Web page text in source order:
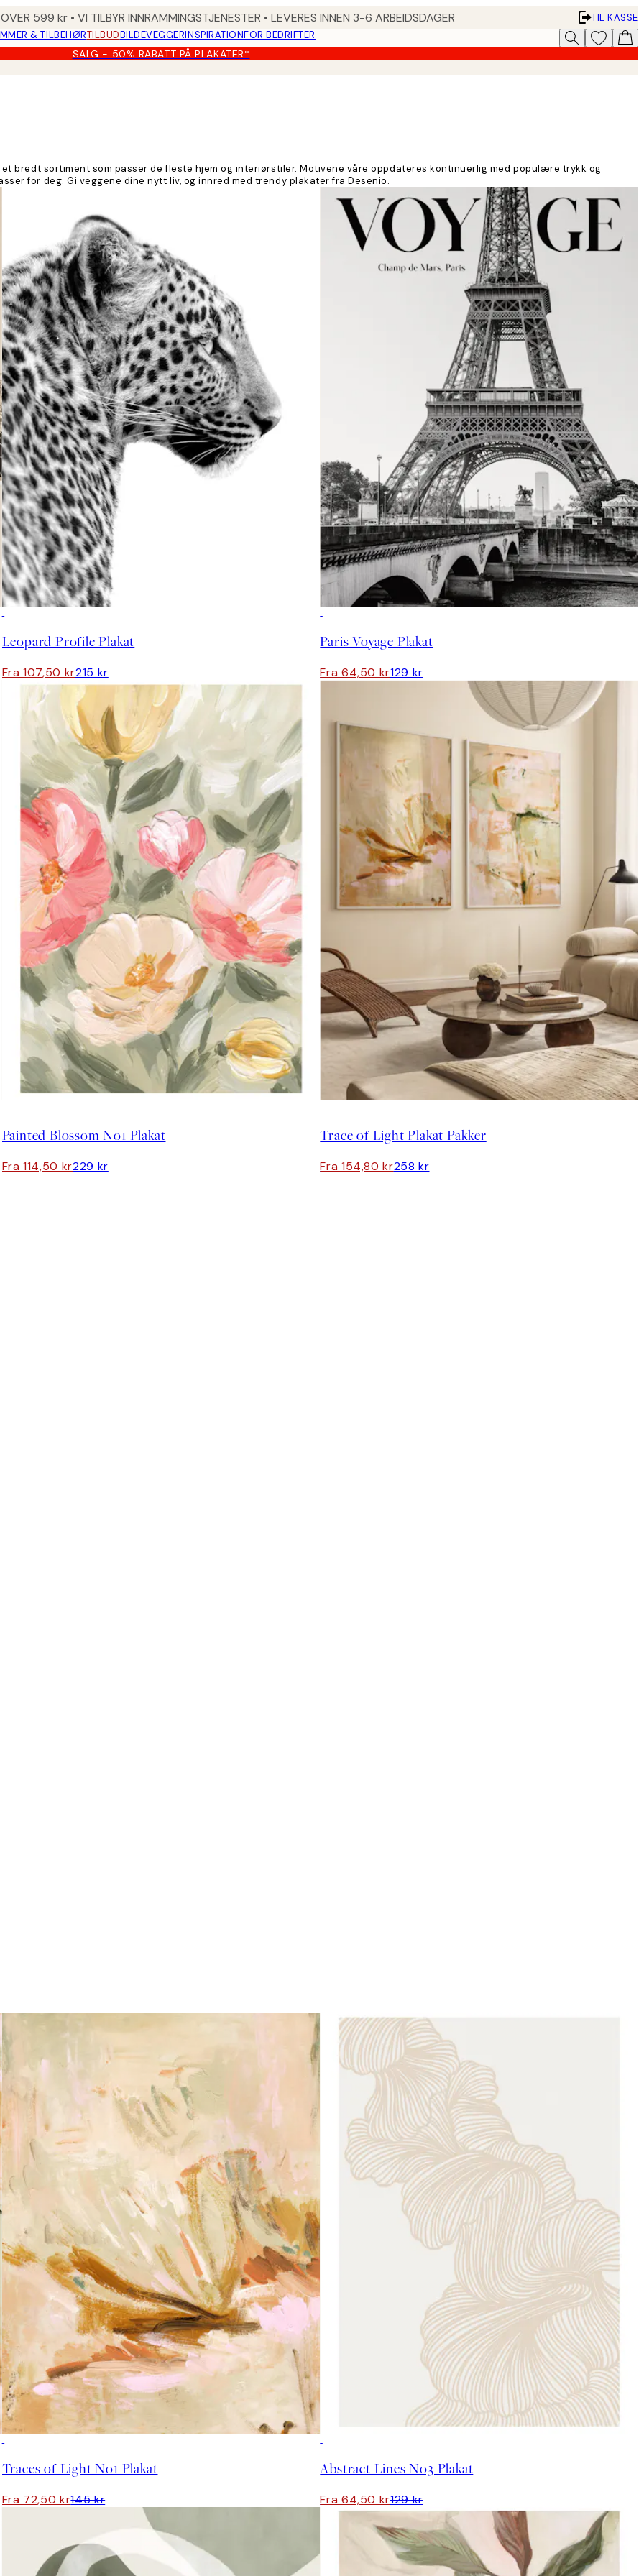
599 kr • VI TILBYR INNRAMMINGSTJENESTER • LEVERES INNEN 3-6 ARBEIDSDAGER
TIL KASSE
& TILBEHØRTILBUDBILDEVEGGERINSPIRATIONFOR BEDRIFTER
SALG - 50% RABATT PÅ PLAKATER*
bredt sortiment som passer de fleste hjem og interiørstiler. Motivene våre oppdateres kontinuerlig med populære trykk og
for deg. Gi veggene dine nytt liv, og innred med trendy plakater fra Desenio.
Leopard Profile Plakat
Fra 107,50 kr215 kr
Paris Voyage Plakat
Fra 64,50 kr129 kr
Painted Blossom No1 Plakat
Fra 114,50 kr229 kr
Trace of Light Plakat Pakker
Fra 154,80 kr258 kr
Traces of Light No1 Plakat
Fra 72,50 kr145 kr
Abstract Lines No3 Plakat
Fra 64,50 kr129 kr